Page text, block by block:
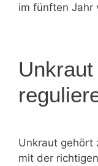
im fünften Jahr
Unkraut gehört
mit der